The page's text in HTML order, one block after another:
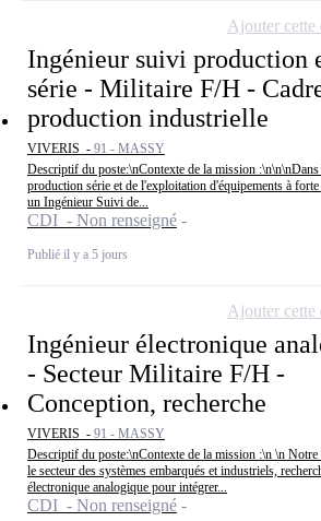
Ingénieur suivi production
série - Militaire F/H -
production industrielle
VIVERIS - 91 - MASSY
Descriptif du poste:\nContexte de la mission :\n\n\nDans
production série et de l'exploitation d'équipements à
un Ingénieur Suivi de...
CDI - Non renseigné
Publié il y a 5 jours
Ajouter cette
Ingénieur électronique
- Secteur Militaire F/H -
Conception, recherche
VIVERIS - 91 - MASSY
Descriptif du poste:\nContexte de la mission :\n \n Notre
le secteur des systèmes embarqués et industriels,
électronique analogique pour intégrer...
CDI - Non renseigné
Ajouter cette